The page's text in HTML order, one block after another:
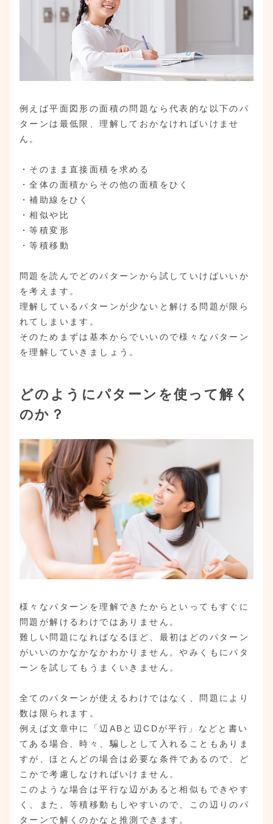
例えば平面図形の面積の問題なら代表的な以下のパ
ターンは最低限、理解しておかなければいけませ
ん。
・そのまま直接面積を求める
・全体の面積からその他の面積をひく
・補助線をひく
・相似や比
・等積変形
・等積移動
問題を読んでどのパターンから試していけばいいか
を考えます。
理解しているパターンが少ないと解ける問題が限ら
れてしまいます。
そのためまずは基本からでいいので様々なパターン
を理解していきましょう。
どのようにパターンを使って解く
のか？
様々なパターンを理解できたからといってもすぐに
問題が解けるわけではありません。
難しい問題になればなるほど、最初はどのパターン
がいいのかなかなかわかりません。やみくもにパタ
ーンを試してもうまくいきません。
全てのパターンが使えるわけではなく、問題により
数は限られます。
例えば文章中に「辺ABと辺CDが平行」などと書い
てある場合、時々、騙しとして入れることもありま
すが、ほとんどの場合は必要な条件であるので、ど
こかで考慮しなければいけません。
このような場合は平行な辺があると相似もできやす
く、また、等積移動もしやすいので、この辺りのパ
ターンで解くのかなと推測できます。